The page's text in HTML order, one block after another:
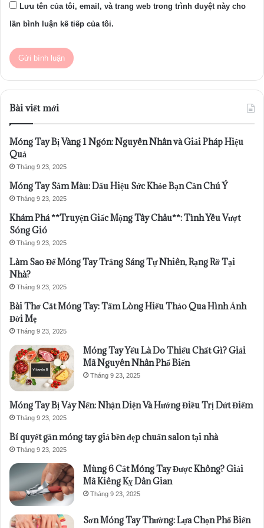
Lưu tên của tôi, email, và trang web trong trình duyệt này cho
lần bình luận kế tiếp của tôi.
Bài viết mới
Móng Tay Bị Vàng 1 Ngón: Nguyên Nhân và Giải Pháp Hiệu
Quả
Tháng 9 23, 2025
Móng Tay Sẫm Màu: Dấu Hiệu Sức Khỏe Bạn Cần Chú Ý
Tháng 9 23, 2025
Khám Phá **Truyện Giấc Mộng Tây Châu**: Tình Yêu Vượt
Sóng Gió
Tháng 9 23, 2025
Làm Sao Để Móng Tay Trắng Sáng Tự Nhiên, Rạng Rỡ Tại
Nhà?
Tháng 9 23, 2025
Bài Thơ Cắt Móng Tay: Tấm Lòng Hiếu Thảo Qua Hình Ảnh
Đời Mẹ
Tháng 9 23, 2025
Móng Tay Yếu Là Do Thiếu Chất Gì? Giải
Mã Nguyên Nhân Phổ Biến
Tháng 9 23, 2025
Móng Tay Bị Vảy Nến: Nhận Diện Và Hướng Điều Trị Dứt Điểm
Tháng 9 23, 2025
Bí quyết gắn móng tay giả bền đẹp chuẩn salon tại nhà
Tháng 9 23, 2025
Mùng 6 Cắt Móng Tay Được Không? Giải
Mã Kiêng Kỵ Dân Gian
Tháng 9 23, 2025
Sơn Móng Tay Thường: Lựa Chọn Phổ Biến